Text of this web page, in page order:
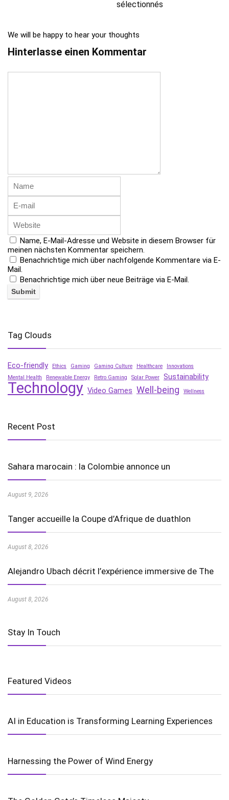
sélectionnés
We will be happy to hear your thoughts
Hinterlasse einen Kommentar
Name, E-Mail-Adresse und Website in diesem Browser für
meinen nächsten Kommentar speichern.
Benachrichtige mich über nachfolgende Kommentare via E-
Mail.
Benachrichtige mich über neue Beiträge via E-Mail.
Tag Clouds
Eco-friendly Ethics Gaming Gaming Culture Healthcare
Innovations
Mental Health
Renewable Energy Retro Gaming Solar Power Sustainability
Technology Video Games Well-being Wellness
Recent Post
Sahara marocain : la Colombie annonce un
August 9, 2026
Tanger accueille la Coupe d’Afrique de duathlon
August 8, 2026
Alejandro Ubach décrit l’expérience immersive de The
August 8, 2026
Stay In Touch
Featured Videos
AI in Education is Transforming Learning Experiences
Harnessing the Power of Wind Energy